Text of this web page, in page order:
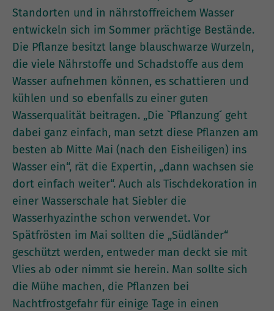
Standorten und in nährstoffreichem Wasser
entwickeln sich im Sommer prächtige Bestände.
Die Pflanze besitzt lange blauschwarze Wurzeln,
die viele Nährstoffe und Schadstoffe aus dem
Wasser aufnehmen können, es schattieren und
kühlen und so ebenfalls zu einer guten
Wasserqualität beitragen. „Die `Pflanzung´ geht
dabei ganz einfach, man setzt diese Pflanzen am
besten ab Mitte Mai (nach den Eisheiligen) ins
Wasser ein“, rät die Expertin, „dann wachsen sie
dort einfach weiter“. Auch als Tischdekoration in
einer Wasserschale hat Siebler die
Wasserhyazinthe schon verwendet. Vor
Spätfrösten im Mai sollten die „Südländer“
geschützt werden, entweder man deckt sie mit
Vlies ab oder nimmt sie herein. Man sollte sich
die Mühe machen, die Pflanzen bei
Nachtfrostgefahr für einige Tage in einen